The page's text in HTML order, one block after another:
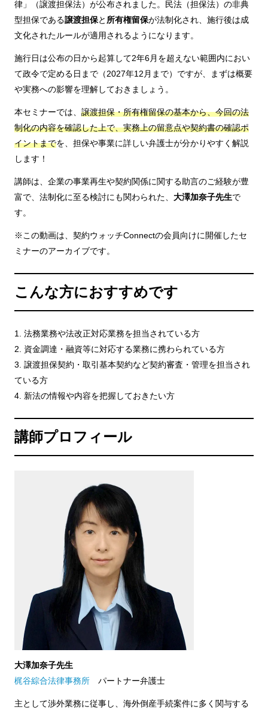
律」（譲渡担保法）が公布されました。民法（担保法）の非典
型担保である譲渡担保と 所有権留保が法制化され、施行後は成
文化されたルールが適用されるようになります。
施行日は公布の日から起算して2年6月を超えない範囲内におい
て政令で定める日まで（2027年12月まで）ですが、まずは概要
や実務への影響を理解しておきましょう。
本セミナーでは、 譲渡担保・所有権留保の基本から、今回の法
制化の内容を確認した上で、実務上の留意点や契約書の確認ポ
イントまでを、担保や事業に詳しい弁護士が分かりやすく解説
します！
講師は、企業の事業再生や契約関係に関する助言のご経験が豊
富で、法制化に至る検討にも関わられた、 大澤加奈子先生で
す。
※この動画は、契約ウォッチConnectの会員向けに開催したセ
ミナーのアーカイブです。
こんな方におすすめです
1. 法務業務や法改正対応業務を担当されている方
2. 資金調達・融資等に対応する業務に携わられている方
3. 譲渡担保契約・取引基本契約など契約審査・管理を担当され
ている方
4. 新法の情報や内容を把握しておきたい方
講師プロフィール
大澤加奈子先生
梶谷綜合法律事務所 パートナー弁護士
主として渉外業務に従事し、海外倒産手続案件に多く関与する